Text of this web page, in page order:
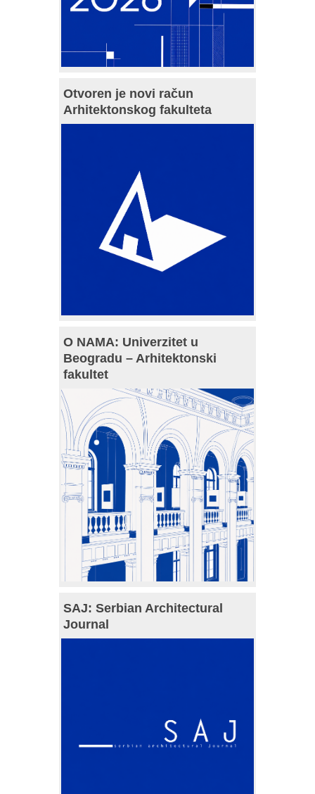
Otvoren je novi račun
Arhitektonskog fakulteta
O NAMA: Univerzitet u
Beogradu – Arhitektonski
fakultet
SAJ: Serbian Architectural
Journal